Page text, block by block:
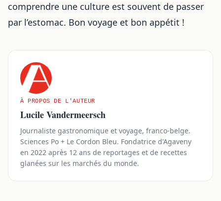
comprendre une culture est souvent de passer
par l’estomac. Bon voyage et bon appétit !
À PROPOS DE L'AUTEUR
Lucile Vandermeersch
Journaliste gastronomique et voyage, franco-belge.
Sciences Po + Le Cordon Bleu. Fondatrice d'Agaveny
en 2022 après 12 ans de reportages et de recettes
glanées sur les marchés du monde.